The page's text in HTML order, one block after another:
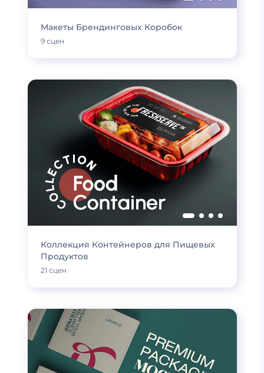
Макеты Брендинговых Коробок
9 сцен
Коллекция Контейнеров для Пищевых
Продуктов
21 сцен